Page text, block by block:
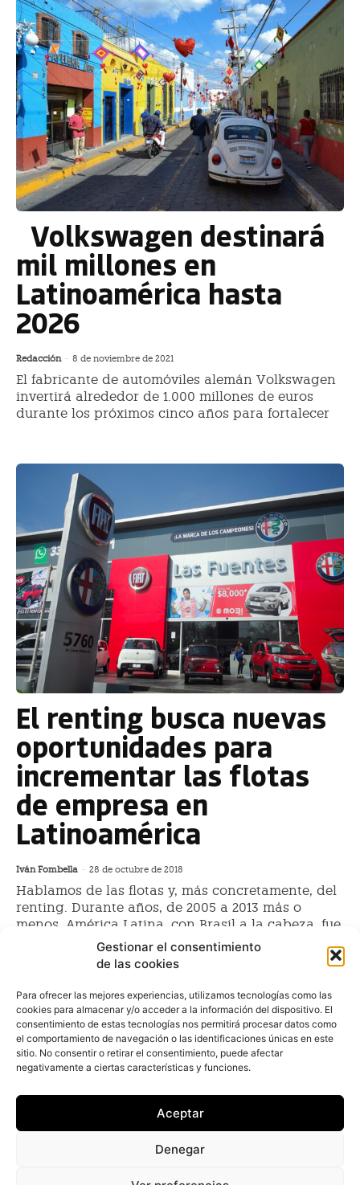
Gestionar el consentimiento
de las cookies
Para ofrecer las mejores experiencias, utilizamos tecnologías como las
cookies para almacenar y/o acceder a la información del dispositivo. El
consentimiento de estas tecnologías nos permitirá procesar datos como
el comportamiento de navegación o las identificaciones únicas en este
sitio. No consentir o retirar el consentimiento, puede afectar
negativamente a ciertas características y funciones.
Aceptar
Denegar
Volkswagen destinará
mil millones en
Latinoamérica hasta
2026
Redacción - 8 de noviembre de 2021
El fabricante de automóviles alemán Volkswagen
invertirá alrededor de 1.000 millones de euros
durante los próximos cinco años para fortalecer
El renting busca nuevas
oportunidades para
incrementar las flotas
de empresa en
Latinoamérica
Iván Fombella - 28 de octubre de 2018
Hablamos de las flotas y, más concretamente, del
renting. Durante años, de 2005 a 2013 más o
menos, América Latina, con Brasil a la cabeza, fue
ALD Automotive, la primera
multinacional del renting en
América Central
Redacción - 29 de septiembre de 2016
socio en Norteamérica, Wheels, han firmado un
acuerdo con Arrend Leasing para dar cobertura al
sector en Nicaragua, Honduras, El Salvador y
Guatemala. Así, los usuarios de la multinacional